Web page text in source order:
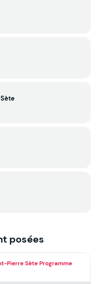
posées
Pierre Sète Programme